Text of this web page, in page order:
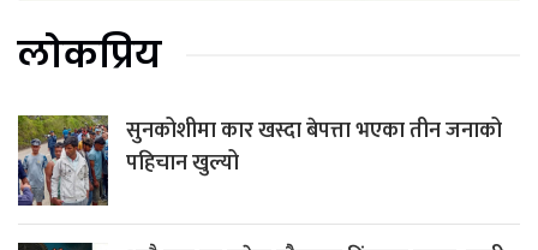
लोकप्रिय
सुनकोशीमा कार खस्दा बेपत्ता भएका तीन जनाको
पहिचान खुल्यो